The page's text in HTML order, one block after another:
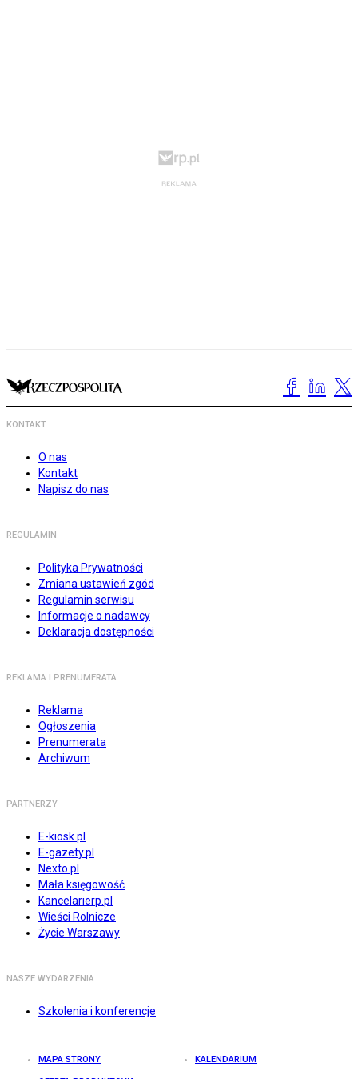
KONTAKT
O nas
Kontakt
Napisz do nas
REGULAMIN
Polityka Prywatności
Zmiana ustawień zgód
Regulamin serwisu
Informacje o nadawcy
Deklaracja dostępności
REKLAMA I PRENUMERATA
Reklama
Ogłoszenia
Prenumerata
Archiwum
PARTNERZY
E-kiosk.pl
E-gazety.pl
Nexto.pl
Mała księgowość
Kancelarierp.pl
Wieści Rolnicze
Życie Warszawy
NASZE WYDARZENIA
Szkolenia i konferencje
MAPA STRONY KALENDARIUM